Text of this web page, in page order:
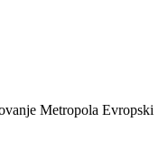
Metropola Evropski